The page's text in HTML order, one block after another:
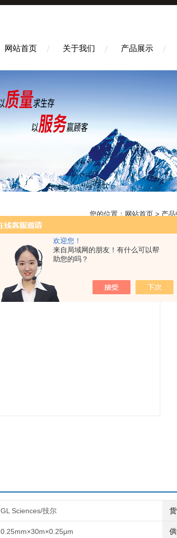
欢迎您！
来自局域网的朋友！有什么可以帮
助您的吗？
网站首页 关于我们 产品展示
您的位置： 网站首页 > 产
GL Sciences/技尔
0.25mm×30m×0.25μm